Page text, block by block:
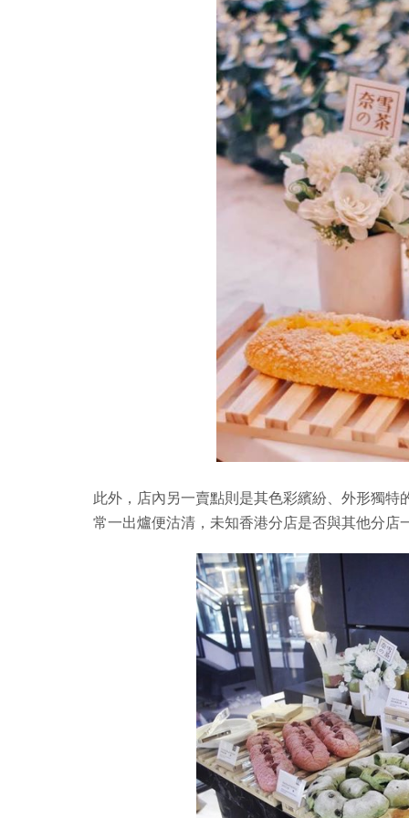
此外，店內另一賣點則是其色彩繽紛、外形獨
常一出爐便沽清，未知香港分店是否與其他分店